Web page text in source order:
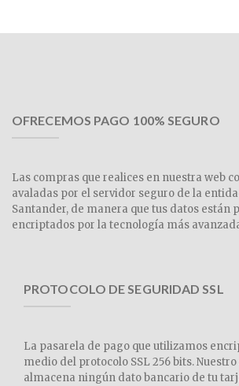
OFRECEMOS PAGO 100% SEGURO
Las compras que realices en nuestra web
avaladas por el servidor seguro de la
Santander, de manera que tus datos están
encriptados por la tecnología más
PROTOCOLO DE SEGURIDAD SSL
La pasarela de pago que utilizamos
medio del protocolo SSL 256 bits.
almacena ningún dato bancario de tu